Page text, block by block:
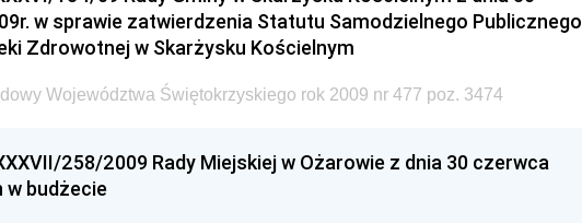
w sprawie zatwierdzenia Statutu Samodzielnego Publicznego
Zdrowotnej w Skarżysku Kościelnym
Województwa Świętokrzyskiego rok 2009 nr 477 poz. 3474
258/2009 Rady Miejskiej w Ożarowie z dnia 30 czerwca
w budżecie